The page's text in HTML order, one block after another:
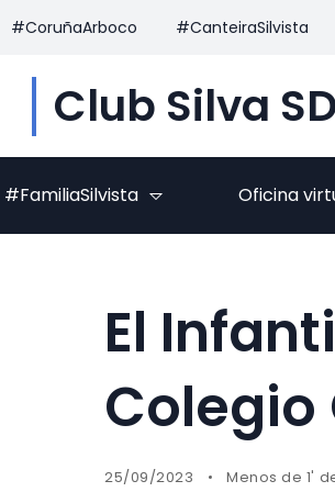
#CoruñaArboco #CanteiraSilvista
Club Silva SD
#FamiliaSilvista Oficina
El
25/09/2023 Menos de 1'